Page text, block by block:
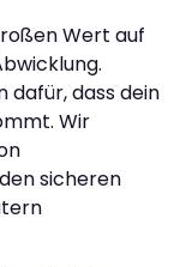
Wert auf
dafür, dass dein
Wir
sicheren